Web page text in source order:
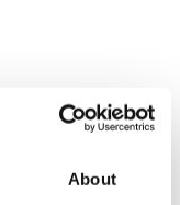
About